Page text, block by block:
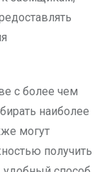
с более чем
наиболее
могут
получить